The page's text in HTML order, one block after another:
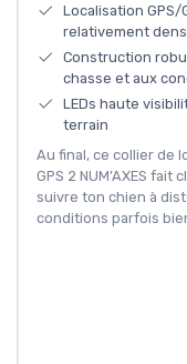
Localisation GPS/
relativement
Construction
chasse et aux
LEDs haute
terrain
Au final, ce collier de
GPS 2 NUM’AXES
suivre ton chien à
conditions parfois